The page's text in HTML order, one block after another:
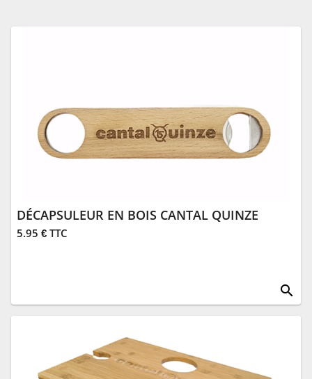
DÉCAPSULEUR EN BOIS CANTAL QUINZE
5.95 € TTC
search